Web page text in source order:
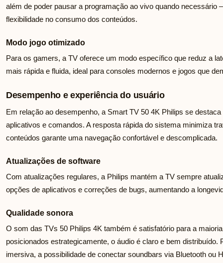
além de poder pausar a programação ao vivo quando necessário
flexibilidade no consumo dos conteúdos.
Modo jogo otimizado
Para os gamers, a TV oferece um modo específico que reduz a
mais rápida e fluida, ideal para consoles modernos e jogos que
Desempenho e experiência do usuário
Em relação ao desempenho, a Smart TV 50 4K Philips se
aplicativos e comandos. A resposta rápida do sistema minimiza
conteúdos garante uma navegação confortável e descomplicada.
Atualizações de software
Com atualizações regulares, a Philips mantém a TV sempre
opções de aplicativos e correções de bugs, aumentando a
Qualidade sonora
O som das TVs 50 Philips 4K também é satisfatório para a
posicionados estrategicamente, o áudio é claro e bem
imersiva, a possibilidade de conectar soundbars via Bluetooth ou